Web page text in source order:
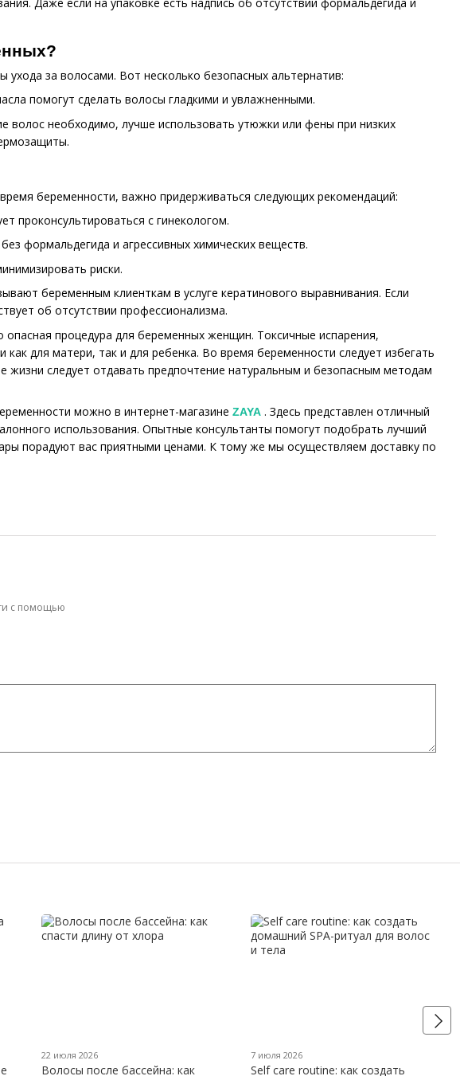
за волосами. Вот несколько безопасных альтернатив:
помогут сделать волосы гладкими и увлажненными.
волос необходимо, лучше использовать утюжки или фены при низких
беременности, важно придерживаться следующих рекомендаций:
проконсультироваться с гинекологом.
формальдегида и агрессивных химических веществ.
риски.
беременным клиенткам в услуге кератинового выравнивания. Если
об отсутствии профессионализма.
процедура для беременных женщин. Токсичные испарения,
для матери, так и для ребенка. Во время беременности следует избегать
жизни следует отдавать предпочтение натуральным и безопасным методам
можно в интернет-магазине ZAYA . Здесь представлен отличный
использования. Опытные консультанты помогут подобрать лучший
порадуют вас приятными ценами. К тому же мы осуществляем доставку по
с помощью
22 июля 2026
Волосы после бассейна: как
7 июля 2026
Self care routine: как создать